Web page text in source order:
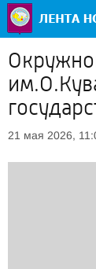
21 мая 2026,